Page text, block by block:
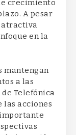
crecimiento
A pesar
atractiva
en la
mantengan
a las
Telefónica
las acciones